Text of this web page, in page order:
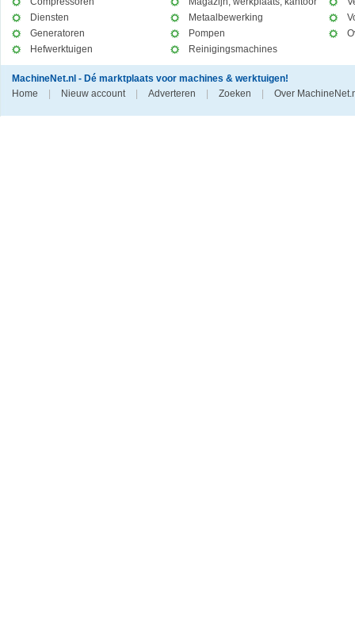
Diensten
Generatoren
Hefwerktuigen
Metaalbewerking
Pompen
Reinigingsmachines
MachineNet.nl - Dé marktplaats voor machines & werktuigen!
Home
Nieuw account Adverteren Zoeken Over